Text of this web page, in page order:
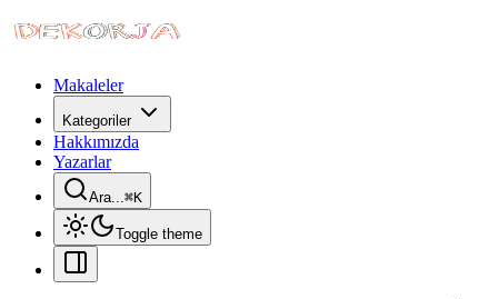
Makaleler
Kategoriler
Hakkımızda
Yazarlar
Ara...⌘K
Toggle theme